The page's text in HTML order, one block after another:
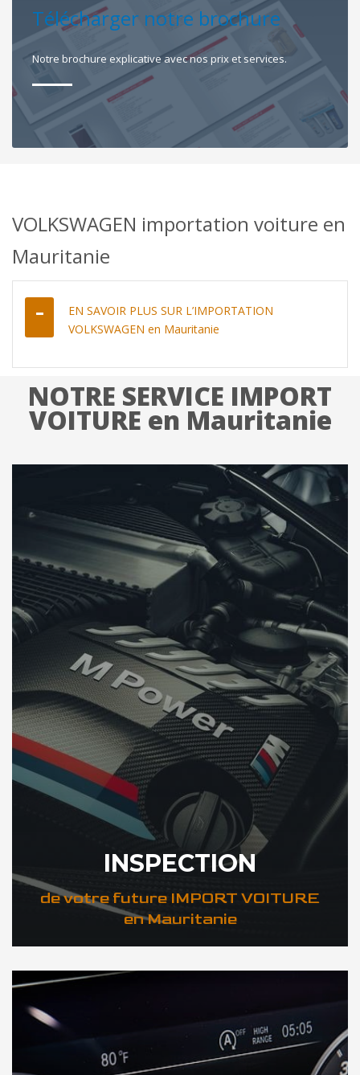
Télécharger notre brochure
Notre brochure explicative avec nos prix et services.
VOLKSWAGEN importation voiture en
Mauritanie
EN SAVOIR PLUS SUR L’IMPORTATION
VOLKSWAGEN en Mauritanie
NOTRE SERVICE IMPORT
VOITURE en Mauritanie
INSPECTION
de votre future IMPORT VOITURE
en Mauritanie
DÉCOUVREZ VOTRE INSPECTION AUTO en Mauritanie